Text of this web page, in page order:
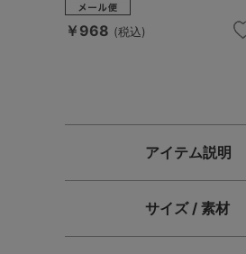
￥968 (税込)
アイテム説明
サイズ / 素材